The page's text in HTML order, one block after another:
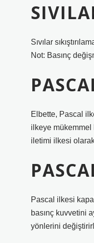
Sıvılar
Not: Basınç
Elbette, Pascal
ilkeye mükemmel
iletimi ilkesi
Pascal ilkesi
basınç kuvvetini
yönlerini